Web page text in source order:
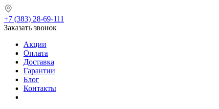
+7 (383) 28-69-111
Заказать звонок
Акции
Оплата
Доставка
Гарантии
Блог
Контакты